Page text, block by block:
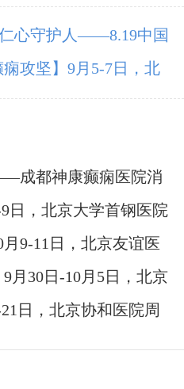
心守护人——8.19中国
痫攻坚】9月5-7日，北
春博士成都公益会诊，
成都神康癫痫医院消
9日，北京大学首钢医院
都会诊，破解癫痫疑难
月9-11日，北京友谊医
疗援助，破解癫痫难
月30日-10月5日，北京
蓉城亲诊+癫痫大额救
日，北京协和医院周